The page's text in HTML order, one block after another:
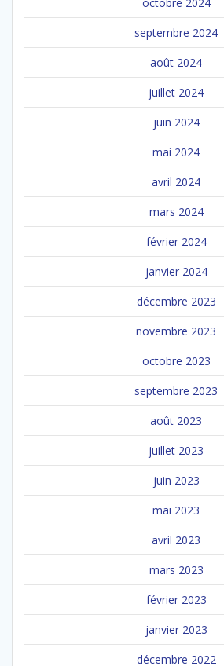
septembre 2024
août 2024
juillet 2024
juin 2024
mai 2024
avril 2024
mars 2024
février 2024
janvier 2024
décembre 2023
novembre 2023
octobre 2023
septembre 2023
août 2023
juillet 2023
juin 2023
mai 2023
avril 2023
mars 2023
février 2023
janvier 2023
décembre 2022